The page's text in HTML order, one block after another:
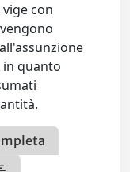
con
quanto